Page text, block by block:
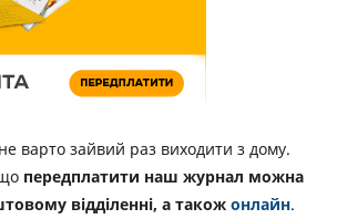
варто зайвий раз виходити з дому.
передплатити наш журнал можна
відділенні, а також онлайн.